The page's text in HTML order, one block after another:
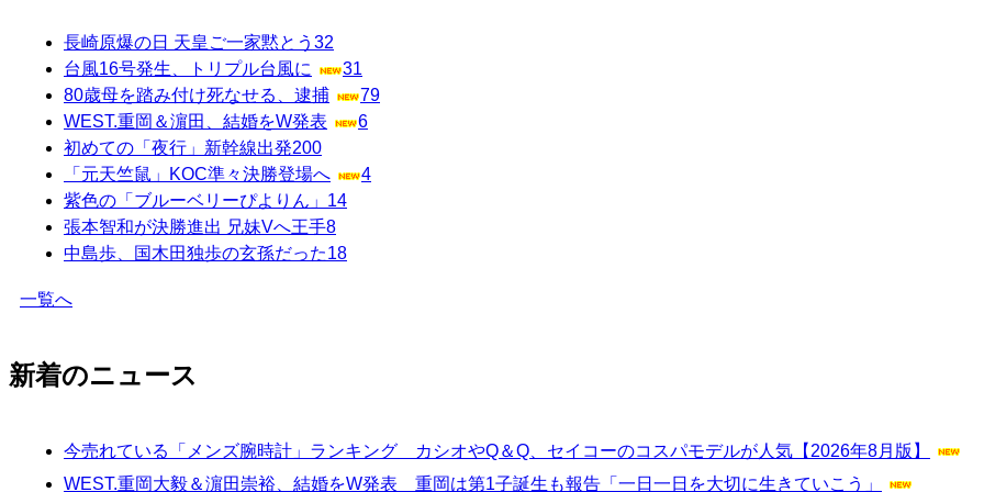
長崎原爆の日 天皇ご一家黙とう 32
台風16号発生、トリプル台風に
31
80歳母を踏み付け死なせる、逮捕
79
WEST.重岡＆濵田、結婚をW発表
6
初めての「夜行」新幹線出発200
「元天竺鼠」KOC準々決勝登場へ
4
紫色の「ブルーベリーぴよりん」 14
張本智和が決勝進出 兄妹Vへ王手8
中島歩、国木田独歩の玄孫だった18
一覧へ
新着のニュース
今売れている「メンズ腕時計」ランキング カシオやQ＆Q、セイコーのコスパモデルが人気【2026年8月版】
WEST.重岡大毅＆濵田崇裕、結婚をW発表 重岡は第1子誕生も報告「一日一日を大切に生きていこう」